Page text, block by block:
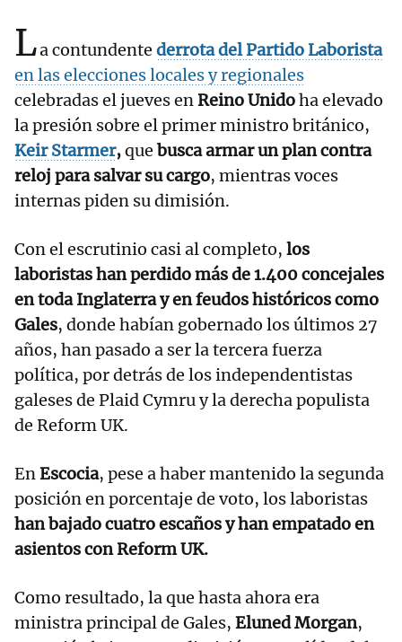
La contundente derrota del Partido Laborista
en las elecciones locales y regionales
celebradas el jueves enReino Unidoha elevado
la presión sobre el primer ministro británico,
Keir Starmer,que busca armar un plan contra
reloj para salvar su cargo, mientras voces
internas piden su dimisión.
Con el escrutinio casi al completo, los
laboristas han perdido más de 1.400 concejales
en toda Inglaterra y en feudos históricos como
Gales, donde habían gobernado los últimos 27
años, han pasado a ser la tercera fuerza
política, por detrás de los independentistas
galeses de Plaid Cymru y la derecha populista
de Reform UK.
EnEscocia, pese a haber mantenido la segunda
posición en porcentaje de voto, los laboristas
han bajado cuatro escaños y han empatado en
asientos con Reform UK.
Como resultado, la que hasta ahora era
ministra principal de Gales, Eluned Morgan,